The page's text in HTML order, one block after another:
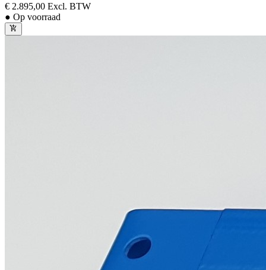
€ 2.895,00 Excl. BTW
● Op voorraad